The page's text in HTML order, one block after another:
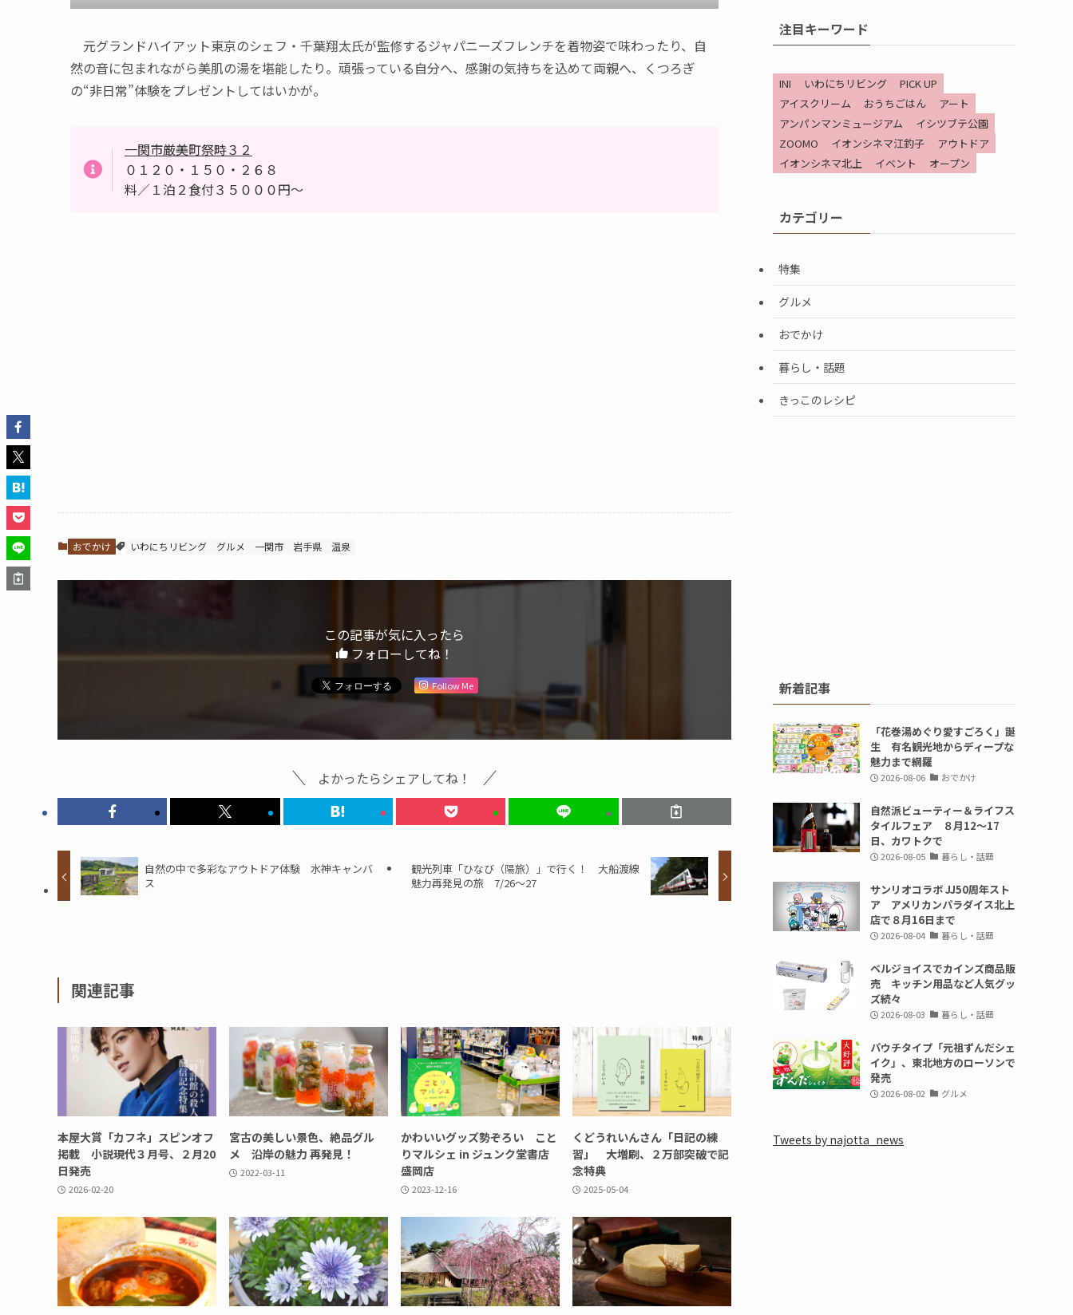
元グランドハイアット東京のシェフ・千葉翔太氏が監修するジャパニーズフレンチを着物姿で味わったり、自
然の音に包まれながら美肌の湯を堪能したり。頑張っている自分へ、感謝の気持ちを込めて両親へ、くつろぎ
の“非日常”体験をプレゼントしてはいかが。
一関市厳美町祭畤３２
０１２０・１５０・２６８
料／１泊２食付３５０００円～
おでかけ いわにちリビング グルメ 一関市 岩手県 温泉
この記事が気に入ったら
フォローしてね！
Follow Me
よかったらシェアしてね！
自然の中で多彩なアウトドア体験 水神キャンバ
ス
観光列車「ひなび（陽旅）」で行く！ 大船渡線
魅力再発見の旅 7/26～27
関連記事
本屋大賞「カフネ」スピンオフ
掲載 小説現代３月号、２月20
日発売
2026-02-20
宮古の美しい景色、絶品グル
メ 沿岸の魅力 再発見！
2022-03-11
かわいいグッズ勢ぞろい こと
りマルシェ in ジュンク堂書店
盛岡店
2023-12-16
くどうれいんさん「日記の練
習」 大増刷、２万部突破で記
念特典
2025-05-04
注目キーワード
INI いわにちリビング
PICK UP
アイスクリーム
おうちごはん
アート
アンパンマンミュージアム
イシツブテ公園
ZOOMO
イオンシネマ江釣子
アウトドア
イオンシネマ北上
イベント オープン
カテゴリー
特集
グルメ
おでかけ
暮らし・話題
きっこのレシピ
新着記事
「花巻湯めぐり愛すごろく」誕
生 有名観光地からディープな
魅力まで網羅
2026-08-06 おでかけ
自然派ビューティー＆ライフス
タイルフェア ８月12～17
日、カワトクで
2026-08-05 暮らし・話題
サンリオコラボ JJ50周年スト
ア アメリカンパラダイス北上
店で８月16日まで
2026-08-04 暮らし・話題
ベルジョイスでカインズ商品販
売 キッチン用品など人気グッ
ズ続々
2026-08-03 暮らし・話題
パウチタイプ「元祖ずんだシェ
イク」、東北地方のローソンで
発売
2026-08-02 グルメ
Tweets by najotta_news